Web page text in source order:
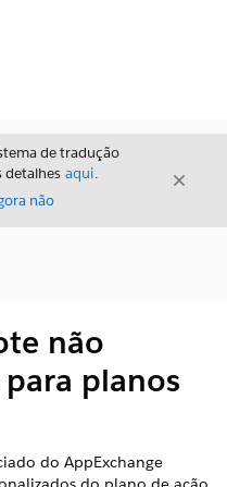
de tradução
detalhes aqui.
não
Fechar
não
planos
do AppExchange